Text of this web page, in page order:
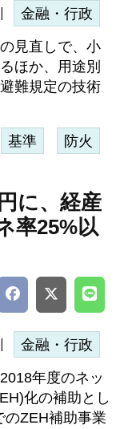
金融・行政
見直しで、小
ほか、用途別
難規定の技術
基準 防火
に、経産
率25%以
金融・行政
年度のネッ
化の補助とし
のZEH補助事業